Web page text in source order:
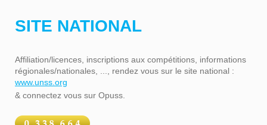
SITE NATIONAL
Affiliation/licences, inscriptions aux compétitions, informations
régionales/nationales, ..., rendez vous sur le site national :
www.unss.org
& connectez vous sur Opuss.